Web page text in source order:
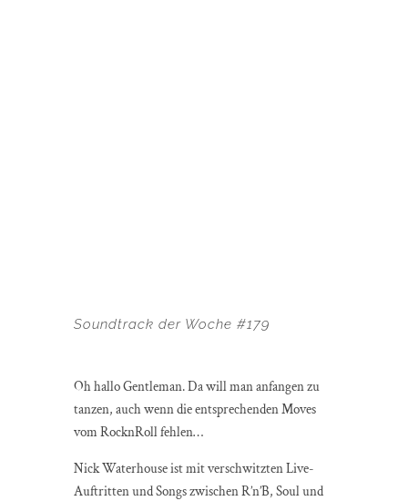
Soundtrack der Woche #179
Oh hallo Gentleman. Da will man anfangen zu
tanzen, auch wenn die entsprechenden Moves
vom RocknRoll fehlen…
Nick Waterhouse ist mit verschwitzten Live-
Auftritten und Songs zwischen R’n’B, Soul und